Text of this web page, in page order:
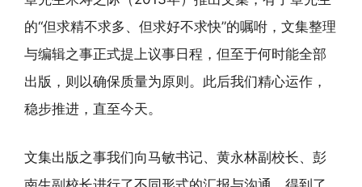
的“但求精不求多、但求好不求快”的嘱咐，文集整理
与编辑之事正式提上议事日程，但至于何时能全部
出版，则以确保质量为原则。此后我们精心运作，
稳步推进，直至今天。
文集出版之事我们向马敏书记、黄永林副校长、彭